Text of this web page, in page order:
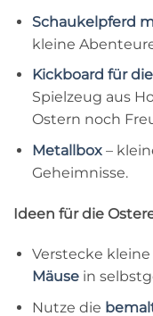
Schaukelpferd
kleine
Kickboard für
Spielzeug aus
Ostern noch
Metallbox–
Geheimnisse.
Ideen für die
Verstecke
Mäusein
Nutze die